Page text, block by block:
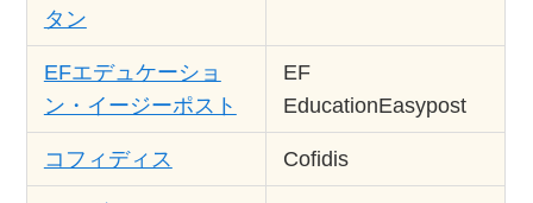
タン
EFエデュケーショ
ン・イージーポスト
EF
EducationEasypost
コフィディス Cofidis